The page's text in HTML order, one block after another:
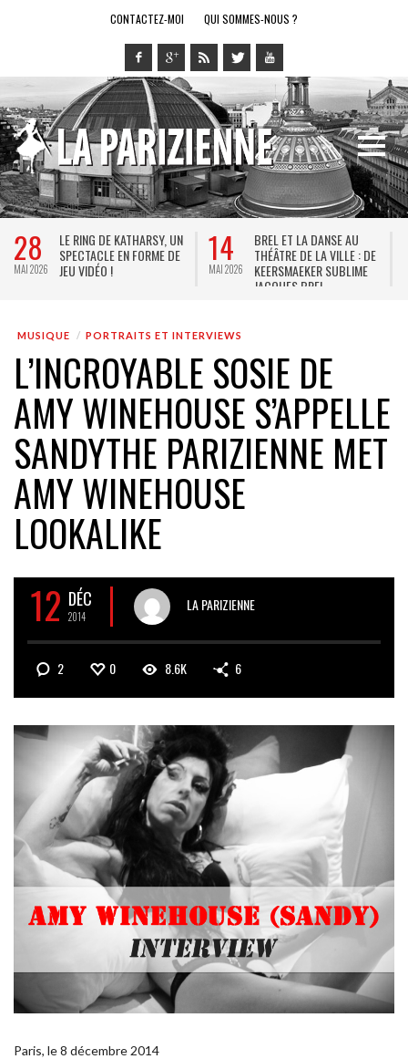
CONTACTEZ-MOI QUI SOMMES-NOUS ?
28
MAI 2026
LE RING DE KATHARSY, UN
SPECTACLE EN FORME DE
JEU VIDÉO !
14
MAI 2026
BREL ET LA DANSE AU
THÉÂTRE DE LA VILLE : DE
KEERSMAEKER SUBLIME
JACQUES BREL
MUSIQUE PORTRAITS ET INTERVIEWS
L’INCROYABLE SOSIE DE
AMY WINEHOUSE S’APPELLE
SANDYTHE PARIZIENNE MET
AMY WINEHOUSE
LOOKALIKE
12 DÉC
2014
LA PARIZIENNE
2 0 8.6K 6
Paris, le 8 décembre 2014